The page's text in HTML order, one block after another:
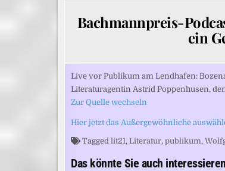
Bachmannpreis-
ein
Live vor Publikum am Lendhafen:
Literaturagentin Astrid Poppenhusen,
Zur Quelle wechseln
Hier jetzt das Außergewöhnliche
Tagged lit21, Literatur, publikum,
Das könnte Sie auch